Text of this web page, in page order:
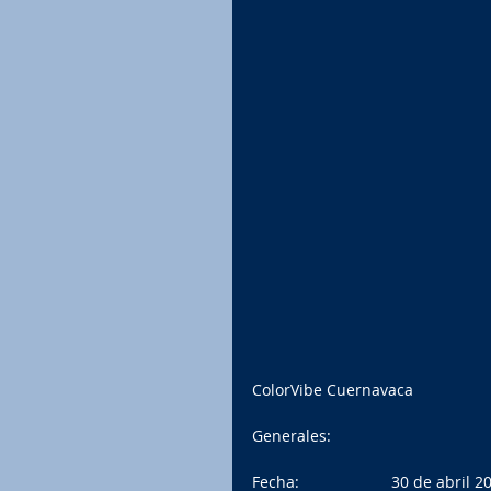
ColorVibe Cuernavaca
Generales:
Fecha:                     30 de abril